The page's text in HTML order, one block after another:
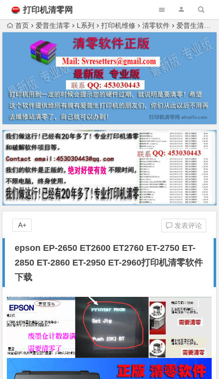
打印机清零网
首页 爱普生清零 L系列 打印机维修 清零软件 爱普生清零
epson EP-2650 ET2600 ET2760 ET-2750 ET-
2850 ET-2860 ET-2950 ET-2960打印机清零软件
下载
发表评论
A+